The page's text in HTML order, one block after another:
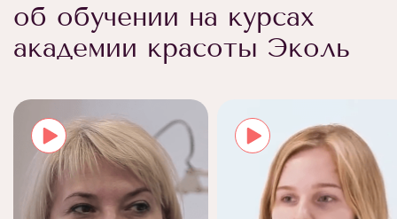
об обучении на курсах
академии красоты Эколь